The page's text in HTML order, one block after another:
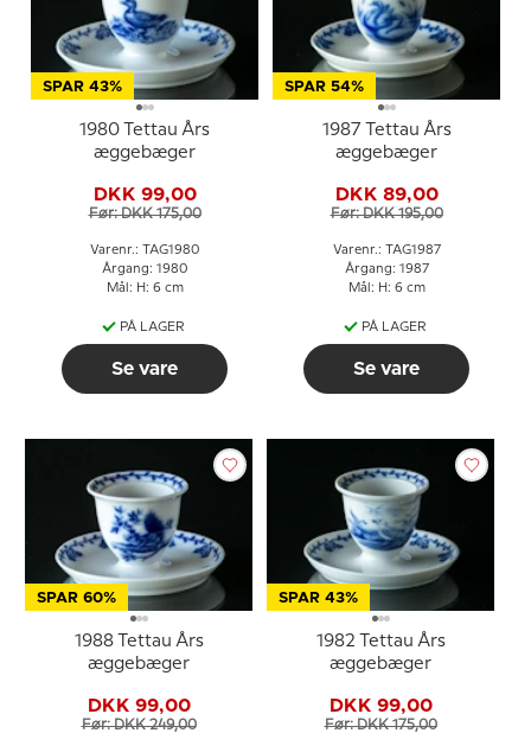
SPAR 43%
1980 Tettau Års
æggebæger
DKK 99,00
Før: DKK 175,00
Varenr.: TAG1980
Årgang: 1980
Mål: H: 6 cm
PÅ LAGER
Se vare
SPAR 54%
1987 Tettau Års
æggebæger
DKK 89,00
Før: DKK 195,00
Varenr.: TAG1987
Årgang: 1987
Mål: H: 6 cm
PÅ LAGER
Se vare
SPAR 60%
1988 Tettau Års
æggebæger
DKK 99,00
Før: DKK 249,00
SPAR 43%
1982 Tettau Års
æggebæger
DKK 99,00
Før: DKK 175,00